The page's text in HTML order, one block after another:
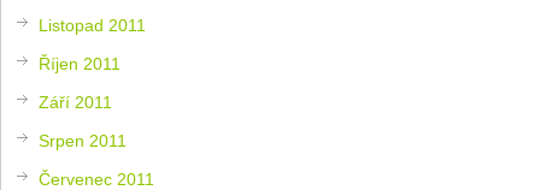
Listopad 2011
Říjen 2011
Září 2011
Srpen 2011
Červenec 2011